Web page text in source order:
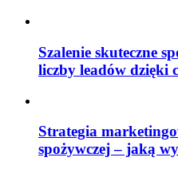
Szalenie skuteczne
liczby leadów dzięki
Strategia
spożywczej – jaką